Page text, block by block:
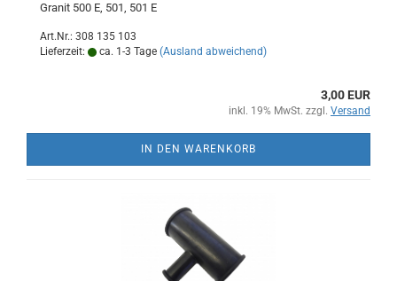
Granit 500 E, 501, 501 E
Art.Nr.: 308 135 103
Lieferzeit:
ca. 1-3 Tage (Ausland abweichend)
3,00 EUR
inkl. 19% MwSt. zzgl. Versand
IN DEN WARENKORB